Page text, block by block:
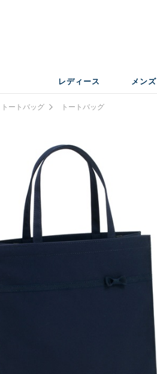
レディース メンズ
トートバッグ トートバッグ